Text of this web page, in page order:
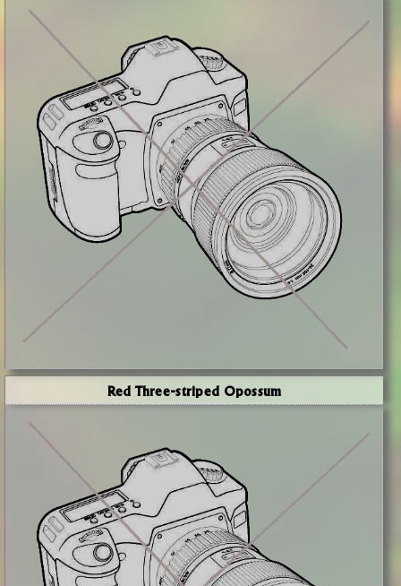
Red Three-striped Opossum